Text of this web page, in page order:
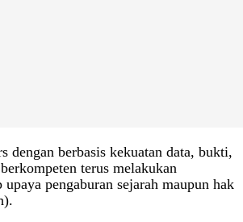
dengan berbasis kekuatan data, bukti,
terus melakukan
upaya pengaburan sejarah maupun hak